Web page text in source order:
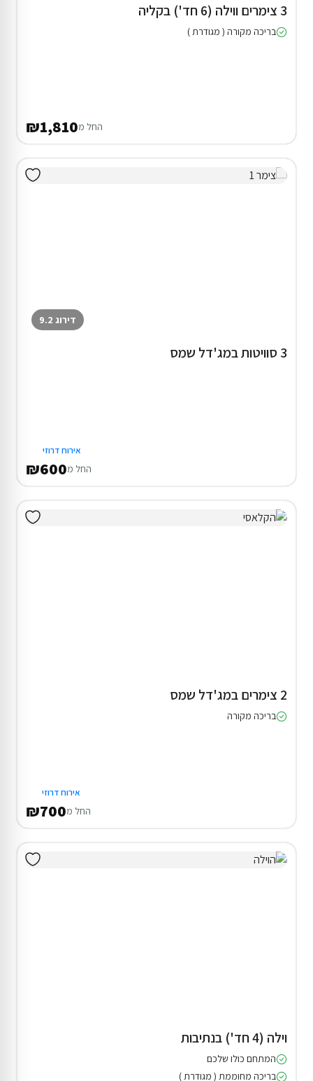
3 צימרים ווילה (6 חד') בקליה
בריכה מקורה ( מגודרת )
החל מ₪1,810
דירוג 9.2
3 סוויטות במג'דל שמס
אירוח דרוזי
החל מ₪600
2 צימרים במג'דל שמס
בריכה מקורה
אירוח דרוזי
החל מ₪700
וילה (4 חד') בנתיבות
המתחם כולו שלכם
בריכה מחוממת ( מגודרת )